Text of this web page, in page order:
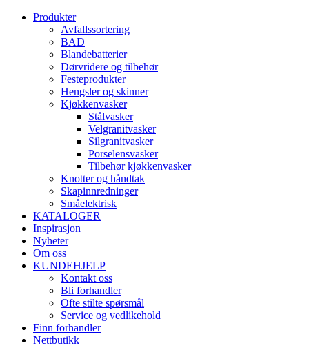
Produkter
Avfallssortering
BAD
Blandebatterier
Dørvridere og tilbehør
Festeprodukter
Hengsler og skinner
Kjøkkenvasker
Stålvasker
Velgranitvasker
Silgranitvasker
Porselensvasker
Tilbehør kjøkkenvasker
Knotter og håndtak
Skapinnredninger
Småelektrisk
KATALOGER
Inspirasjon
Nyheter
Om oss
KUNDEHJELP
Kontakt oss
Bli forhandler
Ofte stilte spørsmål
Service og vedlikehold
Finn forhandler
Nettbutikk